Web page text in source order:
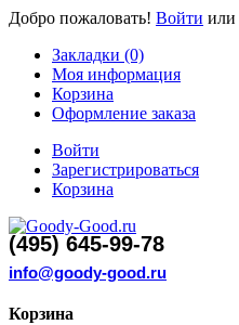
Добро пожаловать! Войти или
Закладки (0)
Моя информация
Корзина
Оформление заказа
Войти
Зарегистрироваться
Корзина
(495) 645-99-78
info@goody-good.ru
Корзина